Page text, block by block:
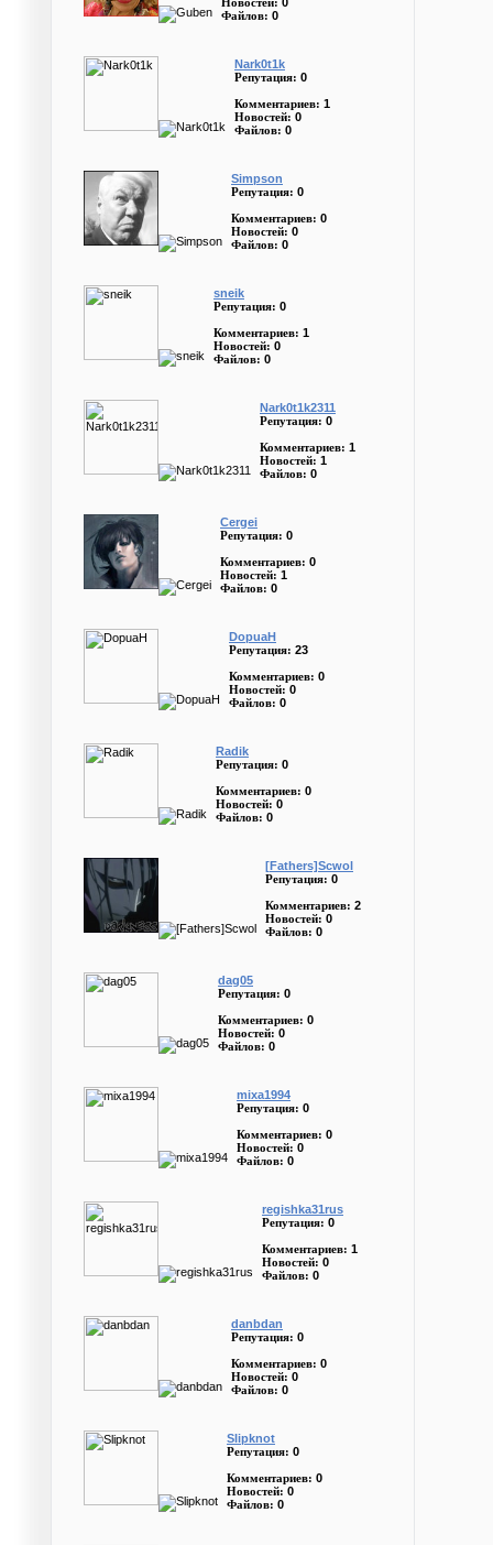
Новостей:
Файлов: 0
Nark0t1k
Репутация: 0
Комментариев: 1
Новостей: 0
Файлов: 0
Simpson
Репутация: 0
Комментариев: 0
Новостей: 0
Файлов: 0
sneik
Репутация: 0
Комментариев: 1
Новостей: 0
Файлов: 0
Nark0t1k2311
Репутация: 0
Комментариев: 1
Новостей: 1
Файлов: 0
Cergei
Репутация: 0
Комментариев: 0
Новостей: 1
Файлов: 0
DopuaH
Репутация: 23
Комментариев: 0
Новостей: 0
Файлов: 0
Radik
Репутация: 0
Комментариев: 0
Новостей: 0
Файлов: 0
[Fathers]Scwol
Репутация: 0
Комментариев: 2
Новостей: 0
Файлов: 0
dag05
Репутация: 0
Комментариев: 0
Новостей: 0
Файлов: 0
mixa1994
Репутация: 0
Комментариев: 0
Новостей: 0
Файлов: 0
regishka31rus
Репутация: 0
Комментариев: 1
Новостей: 0
Файлов: 0
danbdan
Репутация: 0
Комментариев: 0
Новостей: 0
Файлов: 0
Slipknot
Репутация: 0
Комментариев: 0
Новостей: 0
Файлов: 0